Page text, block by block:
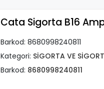
Cata Sigorta B16
Barkod: 8680998240811
Kategori: SİGORTA VE
Barkod: 8680998240811